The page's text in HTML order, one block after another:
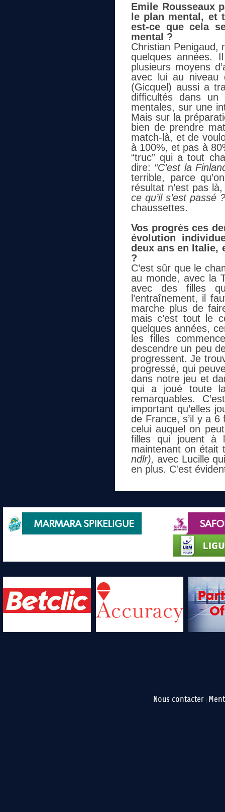
Emile Rousseaux
le plan mental, et
est-ce que cela
mental ?
Christian Penigaud,
quelques années.
plusieurs moyens
avec lui au niveau
(Gicquel) aussi a
difficultés dans un
mentales, sur une
Mais sur la
bien de prendre
match-là, et de
à 100%, et pas à
“truc” qui a tout
dire: “C’est la
terrible, parce
résultat n’est pas
ce qu’il s’est passé
chaussettes.
Vos progrès ces
évolution
deux ans en Italie,
?
C’est sûr que le
au monde, avec la
avec des filles
l’entraînement, il
marche plus de
mais c’est tout le
quelques années,
les filles
descendre un peu
progressent. Je
progressé, qui
dans notre jeu et
qui a joué toute
remarquables.
important qu’elles
de France, s’il y a
celui auquel on
filles qui jouent à
maintenant on
ndlr), avec Lucille
en plus. C'est
Nous contacter |